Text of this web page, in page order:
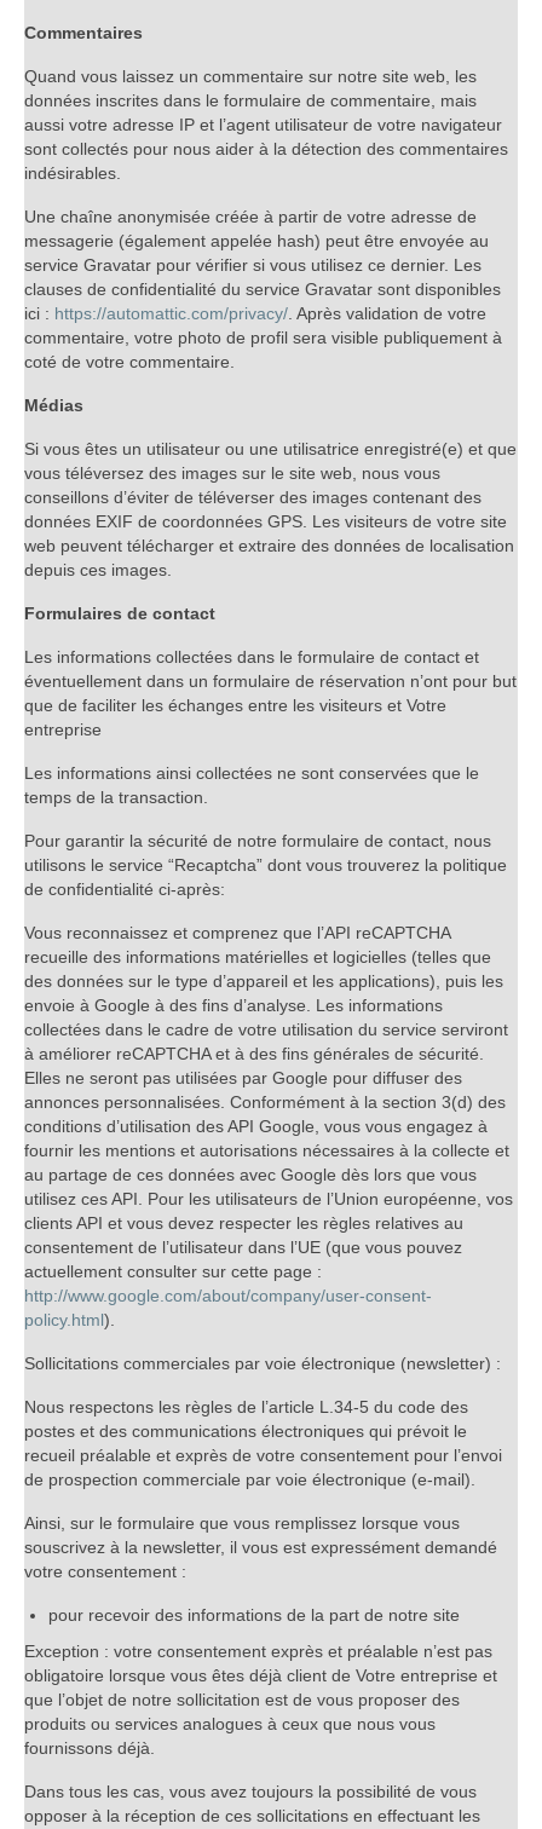
Commentaires
Quand vous laissez un commentaire sur notre site web, les
données inscrites dans le formulaire de commentaire, mais
aussi votre adresse IP et l’agent utilisateur de votre navigateur
sont collectés pour nous aider à la détection des commentaires
indésirables.
Une chaîne anonymisée créée à partir de votre adresse de
messagerie (également appelée hash) peut être envoyée au
service Gravatar pour vérifier si vous utilisez ce dernier. Les
clauses de confidentialité du service Gravatar sont disponibles
ici : https://automattic.com/privacy/ . Après validation de votre
commentaire, votre photo de profil sera visible publiquement à
coté de votre commentaire.
Médias
Si vous êtes un utilisateur ou une utilisatrice enregistré(e) et que
vous téléversez des images sur le site web, nous vous
conseillons d’éviter de téléverser des images contenant des
données EXIF de coordonnées GPS. Les visiteurs de votre site
web peuvent télécharger et extraire des données de localisation
depuis ces images.
Formulaires de contact
Les informations collectées dans le formulaire de contact et
éventuellement dans un formulaire de réservation n’ont pour but
que de faciliter les échanges entre les visiteurs et Votre
entreprise
Les informations ainsi collectées ne sont conservées que le
temps de la transaction.
Pour garantir la sécurité de notre formulaire de contact, nous
utilisons le service “Recaptcha” dont vous trouverez la politique
de confidentialité ci-après:
Vous reconnaissez et comprenez que l’API reCAPTCHA
recueille des informations matérielles et logicielles (telles que
des données sur le type d’appareil et les applications), puis les
envoie à Google à des fins d’analyse. Les informations
collectées dans le cadre de votre utilisation du service serviront
à améliorer reCAPTCHA et à des fins générales de sécurité.
Elles ne seront pas utilisées par Google pour diffuser des
annonces personnalisées. Conformément à la section 3(d) des
conditions d’utilisation des API Google, vous vous engagez à
fournir les mentions et autorisations nécessaires à la collecte et
au partage de ces données avec Google dès lors que vous
utilisez ces API. Pour les utilisateurs de l’Union européenne, vos
clients API et vous devez respecter les règles relatives au
consentement de l’utilisateur dans l’UE (que vous pouvez
actuellement consulter sur cette page :
http://www.google.com/about/company/user-consent-
policy.html).
Sollicitations commerciales par voie électronique (newsletter) :
Nous respectons les règles de l’article L.34-5 du code des
postes et des communications électroniques qui prévoit le
recueil préalable et exprès de votre consentement pour l’envoi
de prospection commerciale par voie électronique (e-mail).
Ainsi, sur le formulaire que vous remplissez lorsque vous
souscrivez à la newsletter, il vous est expressément demandé
votre consentement :
pour recevoir des informations de la part de notre site
Exception : votre consentement exprès et préalable n’est pas
obligatoire lorsque vous êtes déjà client de Votre entreprise et
que l’objet de notre sollicitation est de vous proposer des
produits ou services analogues à ceux que nous vous
fournissons déjà.
Dans tous les cas, vous avez toujours la possibilité de vous
opposer à la réception de ces sollicitations en effectuant les